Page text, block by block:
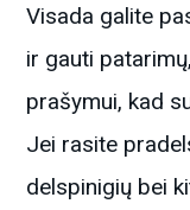
Visada galite
ir gauti
prašymui, kad
Jei rasite
delspinigių bei